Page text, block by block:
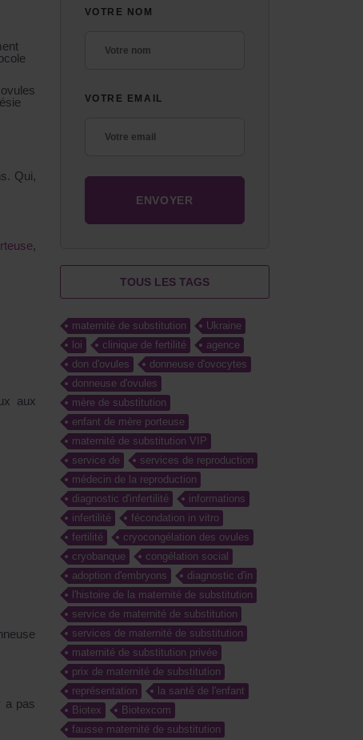
Qui,
,
aux
a pas
VOTRE NOM
VOTRE EMAIL
TOUS LES TAGS
maternité de substitution
Ukraine
loi
clinique de fertilité
agence
don d'ovules
donneuse d'ovocytes
donneuse d'ovules
mère de substitution
enfant de mère porteuse
maternité de substitution VIP
service de
services de reproduction
médecin de la reproduction
diagnostic d'infertilité
informations
infertilité
fécondation in vitro
fertilité
cryocongélation des ovules
cryobanque
congélation social
adoption d'embryons
diagnostic d'in
l'histoire de la maternité de substitution
service de maternité de substitution
services de maternité de substitution
maternité de substitution privée
prix de maternité de substitution
représentation
la santé de l'enfant
Biotex
Biotexcom
fausse maternité de substitution